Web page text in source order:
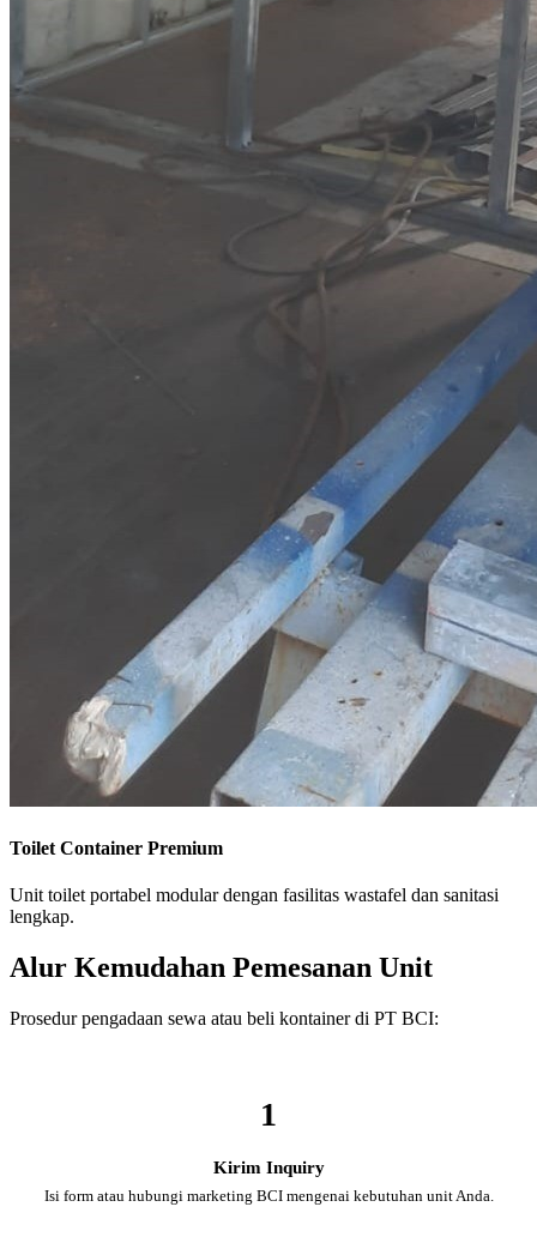
Toilet Container Premium
Unit toilet portabel modular dengan fasilitas wastafel dan sanitasi
lengkap.
Alur Kemudahan Pemesanan Unit
Prosedur pengadaan sewa atau beli kontainer di PT BCI:
1
Kirim Inquiry
Isi form atau hubungi marketing BCI mengenai kebutuhan unit Anda.